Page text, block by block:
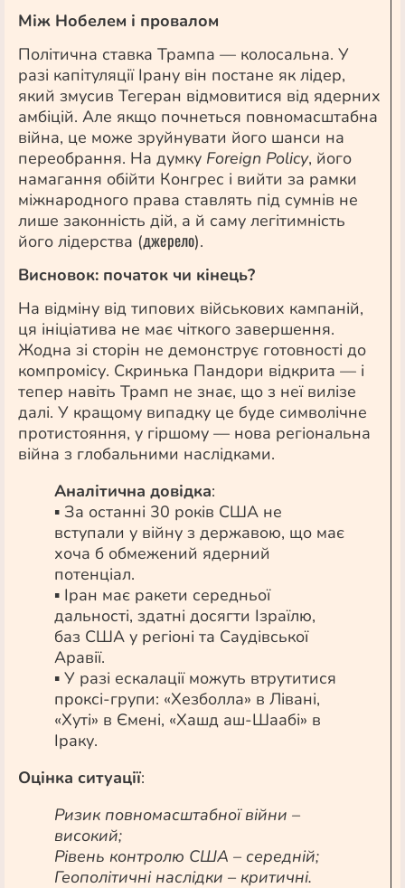
Між Нобелем і провалом
Політична ставка Трампа — колосальна. У
разі капітуляції Ірану він постане як лідер,
який змусив Тегеран відмовитися від ядерних
амбіцій. Але якщо почнеться повномасштабна
війна, це може зруйнувати його шанси на
переобрання. На думку Foreign Policy, його
намагання обійти Конгрес і вийти за рамки
міжнародного права ставлять під сумнів не
лише законність дій, а й саму легітимність
його лідерства (джерело).
Висновок: початок чи кінець?
На відміну від типових військових кампаній,
ця ініціатива не має чіткого завершення.
Жодна зі сторін не демонструє готовності до
компромісу. Скринька Пандори відкрита — і
тепер навіть Трамп не знає, що з неї вилізе
далі. У кращому випадку це буде символічне
протистояння, у гіршому — нова регіональна
війна з глобальними наслідками.
Аналітична довідка:
▪ За останні 30 років США не
вступали у війну з державою, що має
хоча б обмежений ядерний
потенціал.
▪ Іран має ракети середньої
дальності, здатні досягти Ізраїлю,
баз США у регіоні та Саудівської
Аравії.
▪ У разі ескалації можуть втрутитися
проксі-групи: «Хезболла» в Лівані,
«Хуті» в Ємені, «Хашд аш-Шаабі» в
Іраку.
Оцінка ситуації:
Ризик повномасштабної війни –
високий;
Рівень контролю США – середній;
Геополітичні наслідки – критичні.